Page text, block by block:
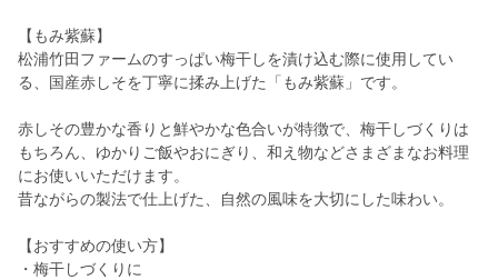
【もみ紫蘇】
松浦竹田ファームのすっぱい梅干しを漬け込む際に使用してい
る、国産赤しそを丁寧に揉み上げた「もみ紫蘇」です。
赤しその豊かな香りと鮮やかな色合いが特徴で、梅干しづくりは
もちろん、ゆかりご飯やおにぎり、和え物などさまざまなお料理
にお使いいただけます。
昔ながらの製法で仕上げた、自然の風味を大切にした味わい。
【おすすめの使い方】
・梅干しづくりに